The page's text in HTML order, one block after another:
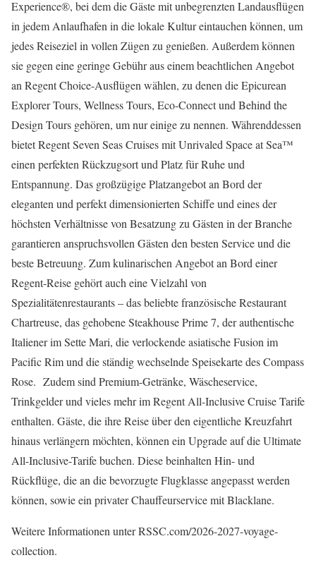
Experience®, bei dem die Gäste mit unbegrenzten Landausflügen
in jedem Anlaufhafen in die lokale Kultur eintauchen können, um
jedes Reiseziel in vollen Zügen zu genießen. Außerdem können
sie gegen eine geringe Gebühr aus einem beachtlichen Angebot
an Regent Choice-Ausflügen wählen, zu denen die Epicurean
Explorer Tours, Wellness Tours, Eco-Connect und Behind the
Design Tours gehören, um nur einige zu nennen. Währenddessen
bietet Regent Seven Seas Cruises mit Unrivaled Space at Sea™
einen perfekten Rückzugsort und Platz für Ruhe und
Entspannung. Das großzügige Platzangebot an Bord der
eleganten und perfekt dimensionierten Schiffe und eines der
höchsten Verhältnisse von Besatzung zu Gästen in der Branche
garantieren anspruchsvollen Gästen den besten Service und die
beste Betreuung. Zum kulinarischen Angebot an Bord einer
Regent-Reise gehört auch eine Vielzahl von
Spezialitätenrestaurants – das beliebte französische Restaurant
Chartreuse, das gehobene Steakhouse Prime 7, der authentische
Italiener im Sette Mari, die verlockende asiatische Fusion im
Pacific Rim und die ständig wechselnde Speisekarte des Compass
Rose. Zudem sind Premium-Getränke, Wäscheservice,
Trinkgelder und vieles mehr im Regent All-Inclusive Cruise Tarife
enthalten. Gäste, die ihre Reise über den eigentliche Kreuzfahrt
hinaus verlängern möchten, können ein Upgrade auf die Ultimate
All-Inclusive-Tarife buchen. Diese beinhalten Hin- und
Rückflüge, die an die bevorzugte Flugklasse angepasst werden
können, sowie ein privater Chauffeurservice mit Blacklane.
Weitere Informationen unter RSSC.com/2026-2027-voyage-
collection.